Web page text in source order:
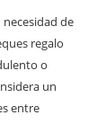
necesidad de
regalo
o
un
entre